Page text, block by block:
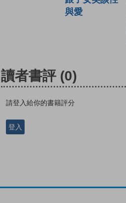
與愛
讀者書評 (0)
請登入給你的書籍評分
登入